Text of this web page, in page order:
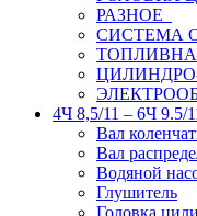
РАЗНОЕ
СИСТЕМА
4Ч 8,5/11 – 6Ч 9.5/
Вал
Вал
Водяной
Глушитель